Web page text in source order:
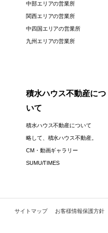
中部エリアの営業所
関西エリアの営業所
中四国エリアの営業所
九州エリアの営業所
積水ハウス不動産につ
いて
積水ハウス不動産について
略して、積水ハウス不動産。
CM・動画ギャラリー
SUMU/TIMES
サイトマップ お客様情報保護方針